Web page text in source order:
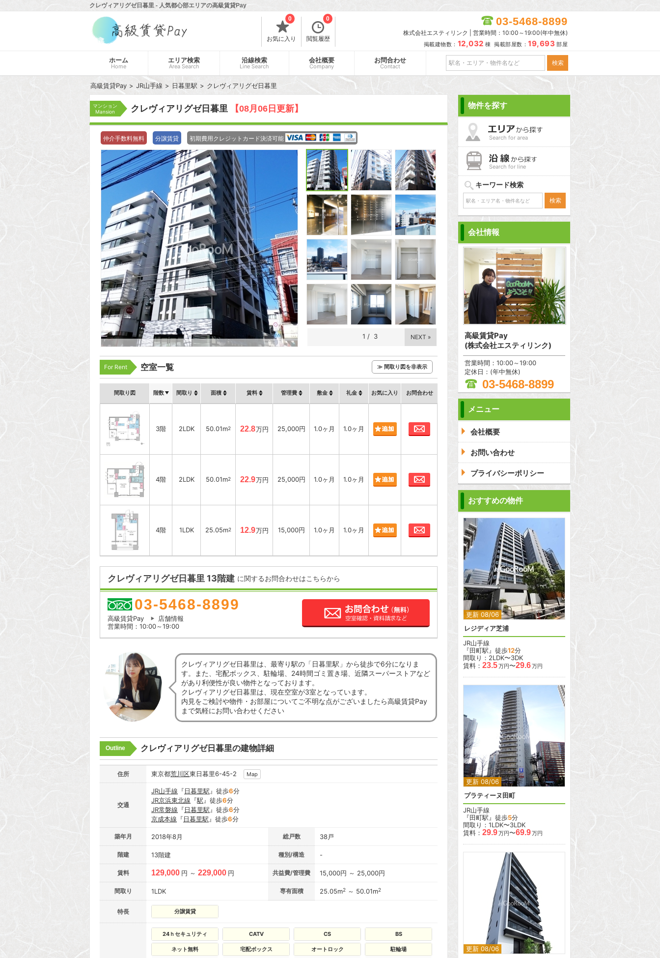
クレヴィアリグゼ日暮里 - 人気都心部エリアの高級賃貸Pay
お気に入り
0
閲覧履歴
0 03-5468-8899
株式会社エスティリンク | 営業時間：10:00～19:00(年中無休)
掲載建物数： 12,032 棟 掲載部屋数： 19,693 部屋
ホーム
Home
エリア検索
Area Search
沿線検索
Line Search
会社概要
Company
お問合わせ
Contact
高級賃貸Pay JR山手線 日暮里駅 クレヴィアリグゼ日暮里
マンション
Mansion
クレヴィアリグゼ日暮里 【08月06日更新】
仲介手数料無料 分譲賃貸 初期費用クレジットカード決済可能
1 / 3 NEXT »
For Rent 空室一覧 ≫ 間取り図を非表示
間取り図 階数 間取り 面積 賃料 管理費 敷金 礼金 お気に入り お問合わせ
3階 2LDK 50.01m2 22.8万円 25,000円 1.0ヶ月 1.0ヶ月 お問合わせ
4階 2LDK 50.01m2 22.9万円 25,000円 1.0ヶ月 1.0ヶ月 お問合わせ
4階 1LDK 25.05m2 12.9万円 15,000円 1.0ヶ月 1.0ヶ月 お問合わせ
クレヴィアリグゼ日暮里 13階建 に関するお問合わせはこちらから
03-5468-8899
高級賃貸Pay
店舗情報
営業時間：10:00～19:00
クレヴィアリグゼ日暮里は、最寄り駅の「日暮里駅」から徒歩で6分になりま
す。また、宅配ボックス、駐輪場、24時間ゴミ置き場、近隣スーパーストアなど
があり利便性が良い物件となっております。
クレヴィアリグゼ日暮里は、現在空室が3室となっています。
内見をご検討や物件・お部屋についてご不明な点がございましたら高級賃貸Pay
まで気軽にお問い合わせください
Outline クレヴィアリグゼ日暮里の建物詳細
住所 東京都荒川区東日暮里6-45-2 Map
交通
JR山手線 『日暮里駅 』徒歩6分
JR京浜東北線 『駅 』徒歩6分
JR常磐線 『日暮里駅 』徒歩6分
京成本線 『日暮里駅 』徒歩6分
築年月 2018年8月 総戸数 38戸
階建 13階建 種別/構造 -
賃料 129,000 円 ～ 229,000 円 共益費/管理費 15,000円 ～ 25,000円
間取り 1LDK 専有面積 25.05m2 ～ 50.01m2
特長 分譲賃貸
24ｈセキュリティ CATV CS BS
ネット無料 宅配ボックス オートロック 駐輪場
物件を探す
Search for area
Search for line
キーワード検索
会社情報
高級賃貸Pay
(株式会社エスティリンク)
営業時間：10:00～19:00
定休日：(年中無休)
03-5468-8899
メニュー
会社概要
お問い合わせ
プライバシーポリシー
おすすめの物件
更新 08/06
2 2
レジディア芝浦
JR山手線
『田町駅』徒歩12分
間取り：2LDK〜3DK
賃料： 23.5万円〜29.6万円
更新 08/06
2 2
プラティーヌ田町
JR山手線
『田町駅』徒歩5分
間取り：1LDK〜3LDK
賃料： 29.9万円〜69.9万円
更新 08/06
2